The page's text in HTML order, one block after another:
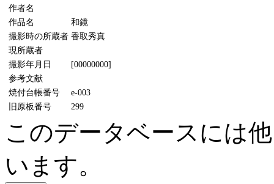
作者名
作品名
和鏡
撮影時の所蔵者 香取秀真
現所蔵者
撮影年月日
[00000000]
参考文献
焼付台帳番号
e-003
旧原板番号
299
このデータベースには
います。